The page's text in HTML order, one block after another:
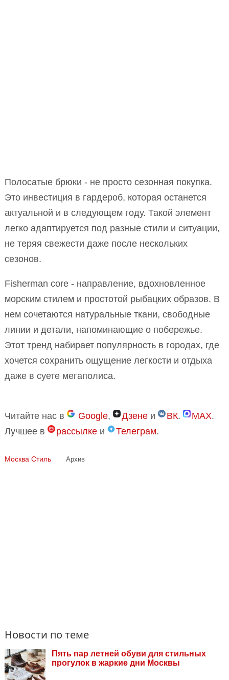
Полосатые брюки - не просто сезонная покупка.
Это инвестиция в гардероб, которая останется
актуальной и в следующем году. Такой элемент
легко адаптируется под разные стили и ситуации,
не теряя свежести даже после нескольких
сезонов.
Fisherman core - направление, вдохновленное
морским стилем и простотой рыбацких образов. В
нем сочетаются натуральные ткани, свободные
линии и детали, напоминающие о побережье.
Этот тренд набирает популярность в городах, где
хочется сохранить ощущение легкости и отдыха
даже в суете мегаполиса.
Читайте нас в Google, Дзене и ВК. MAX.
Лучшее в
рассылке и Телеграм.
Москва Стиль Архив
Новости по теме
Пять пар летней обуви для стильных
прогулок в жаркие дни Москвы